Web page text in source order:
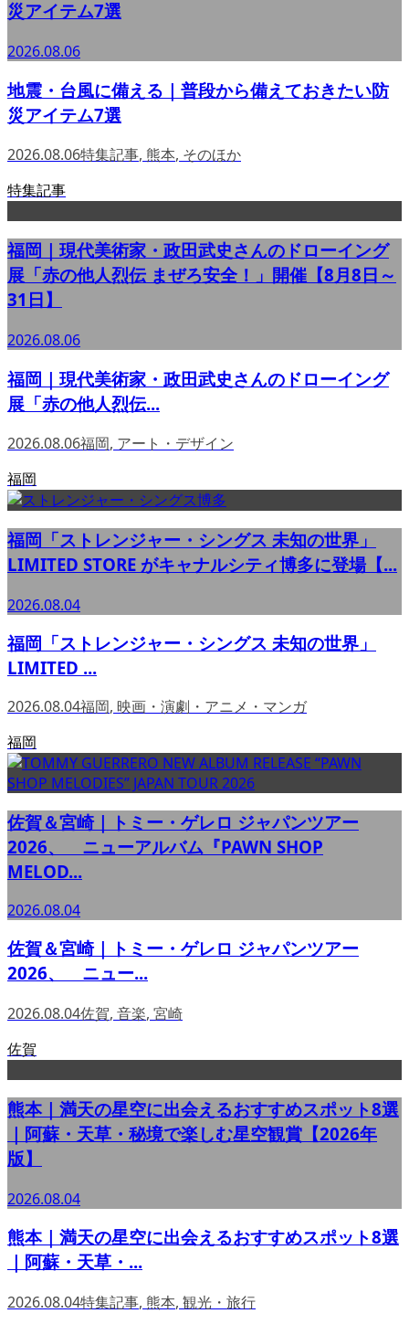
災アイテム7選
2026.08.06
地震・台風に備える｜普段から備えておきたい防
災アイテム7選
2026.08.06特集記事, 熊本, そのほか
特集記事
福岡｜現代美術家・政田武史さんのドローイング
展「赤の他人烈伝 まぜろ安全！」開催【8月8日～
31日】
2026.08.06
福岡｜現代美術家・政田武史さんのドローイング
展「赤の他人烈伝...
2026.08.06福岡, アート・デザイン
福岡
福岡「ストレンジャー・シングス 未知の世界」
LIMITED STORE がキャナルシティ博多に登場【...
2026.08.04
福岡「ストレンジャー・シングス 未知の世界」
LIMITED ...
2026.08.04福岡, 映画・演劇・アニメ・マンガ
福岡
佐賀＆宮崎｜トミー・ゲレロ ジャパンツアー
2026、 ニューアルバム『PAWN SHOP
MELOD...
2026.08.04
佐賀＆宮崎｜トミー・ゲレロ ジャパンツアー
2026、 ニュー...
2026.08.04佐賀, 音楽, 宮崎
佐賀
熊本｜満天の星空に出会えるおすすめスポット8選
｜阿蘇・天草・秘境で楽しむ星空観賞【2026年
版】
2026.08.04
熊本｜満天の星空に出会えるおすすめスポット8選
｜阿蘇・天草・...
2026.08.04特集記事, 熊本, 観光・旅行